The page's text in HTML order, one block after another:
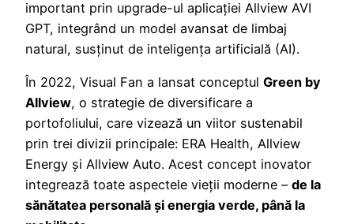
important prin upgrade-ul aplicației Allview AVI
GPT, integrând un model avansat de limbaj
natural, susținut de inteligența artificială (AI).
În 2022, Visual Fan a lansat conceptul Green by
Allview, o strategie de diversificare a
portofoliului, care vizează un viitor sustenabil
prin trei divizii principale: ERA Health, Allview
Energy și Allview Auto. Acest concept inovator
integrează toate aspectele vieții moderne – de la
sănătatea personală și energia verde, până la